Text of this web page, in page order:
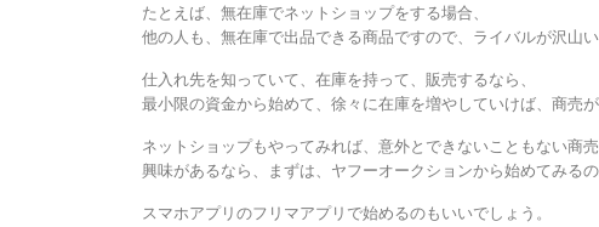
たとえば、無在庫でネットショップをする場合、
他の人も、無在庫で出品できる商品ですので、ライバルが沢山い
仕入れ先を知っていて、在庫を持って、販売するなら、
最小限の資金から始めて、徐々に在庫を増やしていけば、商売が
ネットショップもやってみれば、意外とできないこともない商売
興味があるなら、まずは、ヤフーオークションから始めてみるの
スマホアプリのフリマアプリで始めるのもいいでしょう。